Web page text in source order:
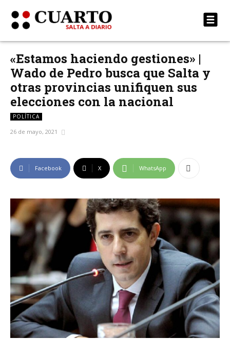
«Estamos haciendo gestiones» |
Wado de Pedro busca que Salta y
otras provincias unifiquen sus
elecciones con la nacional
POLÍTICA
26 de mayo, 2021
Facebook X WhatsApp